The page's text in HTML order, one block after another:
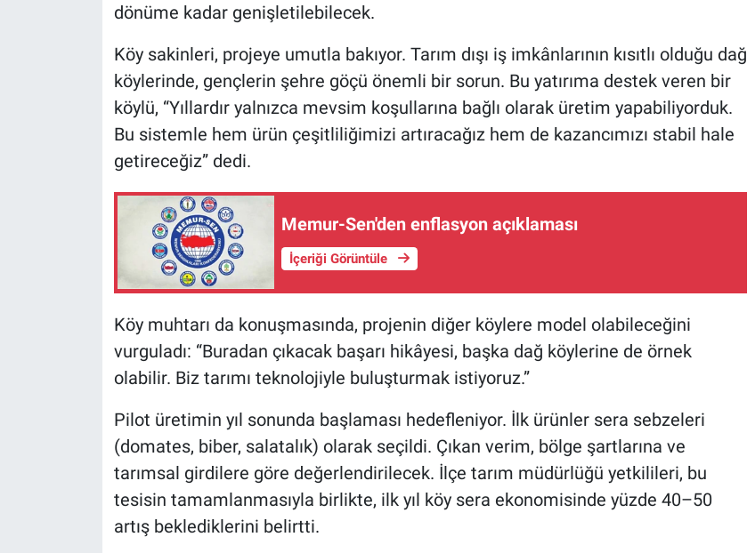
dönüme kadar genişletilebilecek.
Köy sakinleri, projeye umutla bakıyor. Tarım dışı iş imkânlarının kısıtlı olduğu dağ
köylerinde, gençlerin şehre göçü önemli bir sorun. Bu yatırıma destek veren bir
köylü, “Yıllardır yalnızca mevsim koşullarına bağlı olarak üretim yapabiliyorduk.
Bu sistemle hem ürün çeşitliliğimizi artıracağız hem de kazancımızı stabil hale
getireceğiz” dedi.
Memur-Sen'den enflasyon açıklaması
İçeriği Görüntüle
Köy muhtarı da konuşmasında, projenin diğer köylere model olabileceğini
vurguladı: “Buradan çıkacak başarı hikâyesi, başka dağ köylerine de örnek
olabilir. Biz tarımı teknolojiyle buluşturmak istiyoruz.”
Pilot üretimin yıl sonunda başlaması hedefleniyor. İlk ürünler sera sebzeleri
(domates, biber, salatalık) olarak seçildi. Çıkan verim, bölge şartlarına ve
tarımsal girdilere göre değerlendirilecek. İlçe tarım müdürlüğü yetkilileri, bu
tesisin tamamlanmasıyla birlikte, ilk yıl köy sera ekonomisinde yüzde 40–50
artış beklediklerini belirtti.